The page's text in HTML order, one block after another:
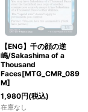
【ENG】千の顔の逆
嶋/Sakashima of a
Thousand
Faces[MTG_CMR_089
M]
1,980円(税込)
在庫なし